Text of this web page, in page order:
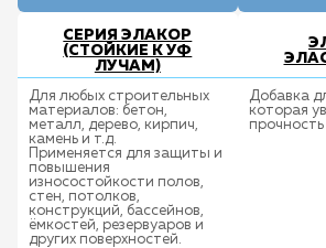
СЕРИЯ ЭЛАКОР
(СТОЙКИЕ К УФ
ЛУЧАМ)
Для любых строительных
материалов: бетон,
металл, дерево, кирпич,
камень и т.д.
Применяется для защиты и
повышения
износостойкости полов,
стен, потолков,
конструкций, бассейнов,
ёмкостей, резервуаров и
других поверхностей.
Добавка
которая